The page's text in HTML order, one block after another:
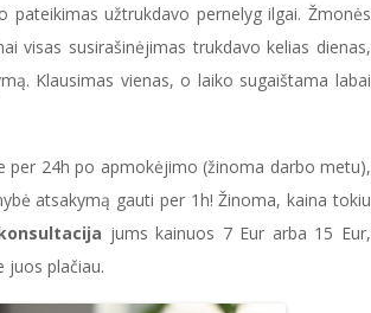
užtrukdavo pernelyg ilgai. Žmonės
visas susirašinėjimas trukdavo kelias dienas,
Klausimas vienas, o laiko sugaištama labai
24h po apmokėjimo (žinoma darbo metu),
atsakymą gauti per 1h! Žinoma, kaina tokiu
jums kainuos 7 Eur arba 15 Eur,
juos plačiau.